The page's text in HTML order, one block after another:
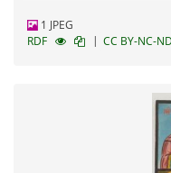
1 JPEG
RDF
| CC BY-NC-